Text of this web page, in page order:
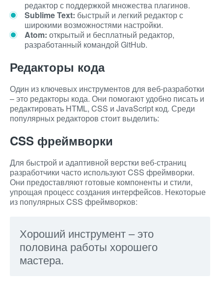
редактор с поддержкой множества плагинов.
Sublime Text: быстрый и легкий редактор с
широкими возможностями настройки.
Atom: открытый и бесплатный редактор,
разработанный командой GitHub.
Редакторы кода
Один из ключевых инструментов для веб-разработки
– это редакторы кода. Они помогают удобно писать и
редактировать HTML, CSS и JavaScript код. Среди
популярных редакторов стоит выделить:
CSS фреймворки
Для быстрой и адаптивной верстки веб-страниц
разработчики часто используют CSS фреймворки.
Они предоставляют готовые компоненты и стили,
упрощая процесс создания интерфейсов. Некоторые
из популярных CSS фреймворков:
Хороший инструмент – это
половина работы хорошего
мастера.